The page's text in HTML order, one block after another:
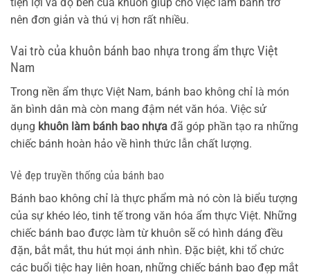
tiện lợi và độ bền của khuôn giúp cho việc làm bánh trở
nên đơn giản và thú vị hơn rất nhiều.
Vai trò của khuôn bánh bao nhựa trong ẩm thực Việt
Nam
Trong nền ẩm thực Việt Nam, bánh bao không chỉ là món
ăn bình dân mà còn mang đậm nét văn hóa. Việc sử
dụng khuôn làm bánh bao nhựa đã góp phần tạo ra những
chiếc bánh hoàn hảo về hình thức lẫn chất lượng.
Vẻ đẹp truyền thống của bánh bao
Bánh bao không chỉ là thực phẩm mà nó còn là biểu tượng
của sự khéo léo, tinh tế trong văn hóa ẩm thực Việt. Những
chiếc bánh bao được làm từ khuôn sẽ có hình dáng đều
đặn, bắt mắt, thu hút mọi ánh nhìn. Đặc biệt, khi tổ chức
các buổi tiệc hay liên hoan, những chiếc bánh bao đẹp mắt